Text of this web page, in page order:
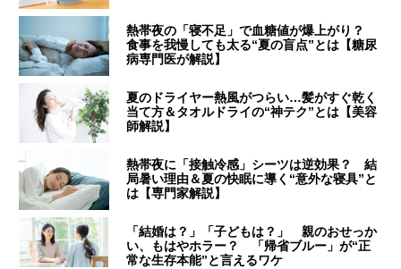
熱帯夜の「寝不足」で血糖値が爆上がり？
食事を我慢しても太る“夏の盲点”とは【糖尿
病専門医が解説】
夏のドライヤー熱風がつらい…髪がすぐ乾く
当て方＆タオルドライの“神テク”とは【美容
師解説】
熱帯夜に「接触冷感」シーツは逆効果？ 結
局暑い理由＆夏の快眠に導く“意外な寝具”と
は【専門家解説】
「結婚は？」「子どもは？」 親のおせっか
い、もはやホラー？ 「帰省ブルー」が“正
常な生存本能”と言えるワケ